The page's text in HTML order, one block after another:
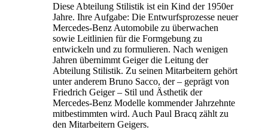
Diese Abteilung Stilistik ist ein Kind der 1950er
Jahre. Ihre Aufgabe: Die Entwurfsprozesse neuer
Mercedes-Benz Automobile zu überwachen
sowie Leitlinien für die Formgebung zu
entwickeln und zu formulieren. Nach wenigen
Jahren übernimmt Geiger die Leitung der
Abteilung Stilistik. Zu seinen Mitarbeitern gehört
unter anderem Bruno Sacco, der – geprägt von
Friedrich Geiger – Stil und Ästhetik der
Mercedes-Benz Modelle kommender Jahrzehnte
mitbestimmten wird. Auch Paul Bracq zählt zu
den Mitarbeitern Geigers.